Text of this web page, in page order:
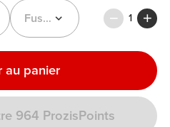
Fusion Shaker Bottle1
au panier
964 ProzisPoints